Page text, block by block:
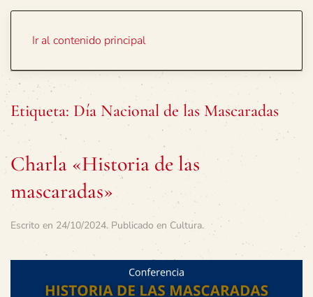
Ir al contenido principal
Etiqueta: Día Nacional de las Mascaradas
Charla «Historia de las
mascaradas»
Escrito en 24/10/2024. Publicado en Cultura.